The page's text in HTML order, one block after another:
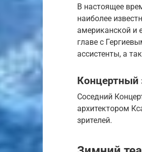
В настоящее
наиболее
американской и
главе с
ассистенты, а
Концертный
Соседний
архитектором
зрителей.